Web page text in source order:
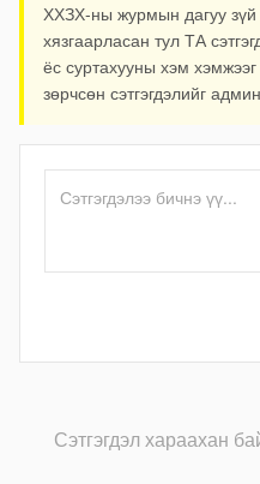
ХХЗХ-ны журмын дагуу зүй
хязгаарласан тул ТА
ёс суртахууны хэм
зөрчсөн сэтгэгдэлийг
Сэтгэгдэл хараахан